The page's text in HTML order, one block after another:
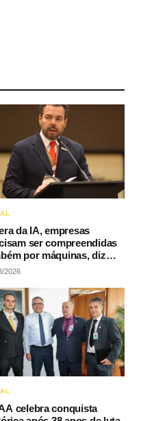
da IA, empresas
ser compreendidas
por máquinas, diz
2026
celebra conquista